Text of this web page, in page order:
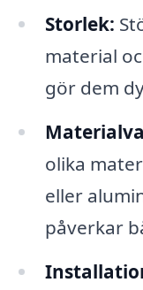
Storlek:
material
gör dem
olika
eller
påverkar